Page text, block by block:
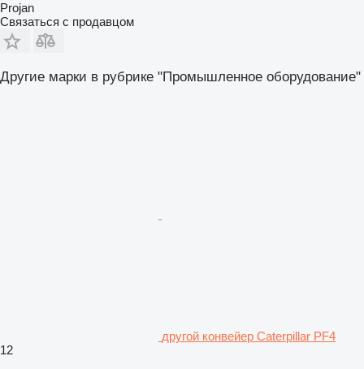
Projan
Связаться с продавцом
Другие марки в рубрике "Промышленное оборудование"
другой конвейер Caterpillar PF4
12